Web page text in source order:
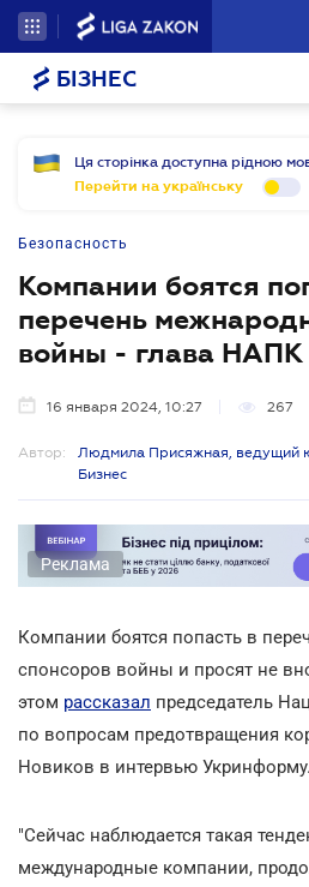
БІЗНЕС
Ця сторінка доступна рідною
Перейти на українську
Безопасность
Компании боятся
перечень
войны - глава НАПК
16 января 2024, 10:27 267
Автор:
Людмила Присяжная, ведущий
Бизнес
Реклама
Компании боятся попасть в
спонсоров войны и просят не
этом рассказал председатель
по вопросам предотвращения
Новиков в интервью Укринформу.
"Сейчас наблюдается такая
международные компании,